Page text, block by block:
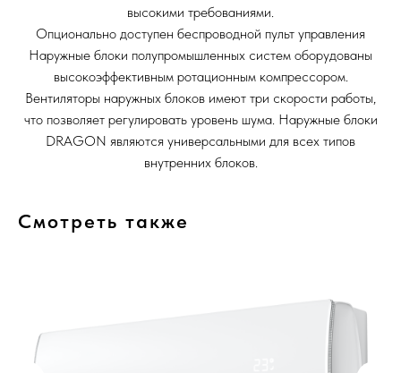
высокими требованиями.
Опционально доступен беспроводной пульт управления
Наружные блоки полупромышленных систем оборудованы
высокоэффективным ротационным компрессором.
Вентиляторы наружных блоков имеют три скорости работы,
что позволяет регулировать уровень шума. Наружные блоки
DRAGON являются универсальными для всех типов
внутренних блоков.
Смотреть также